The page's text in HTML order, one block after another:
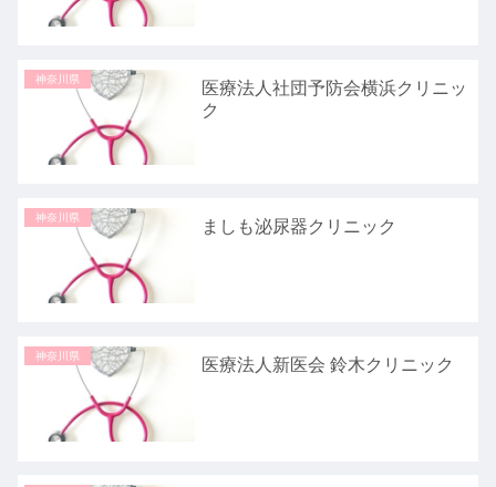
神奈川県
医療法人社団予防会横浜クリニッ
ク
神奈川県 ましも泌尿器クリニック
神奈川県 医療法人新医会 鈴木クリニック